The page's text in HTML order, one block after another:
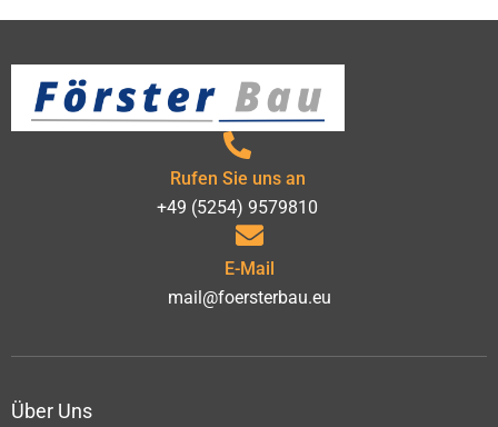
Rufen Sie uns an
+49 (5254) 9579810
E-Mail
mail@foersterbau.eu
Über Uns